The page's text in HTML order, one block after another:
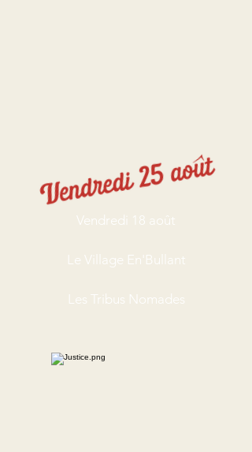
Vendredi 18 août
Le Village En'Bullant
Les Tribus Nomades